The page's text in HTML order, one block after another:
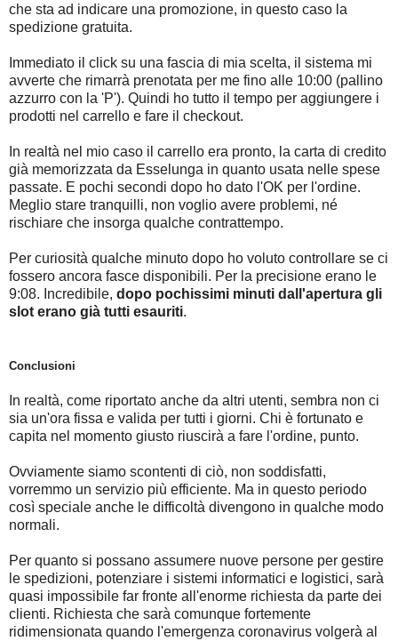
che sta ad indicare una promozione, in questo caso la
spedizione gratuita.
Immediato il click su una fascia di mia scelta, il sistema mi
avverte che rimarrà prenotata per me fino alle 10:00 (pallino
azzurro con la 'P'). Quindi ho tutto il tempo per aggiungere i
prodotti nel carrello e fare il checkout.
In realtà nel mio caso il carrello era pronto, la carta di credito
già memorizzata da Esselunga in quanto usata nelle spese
passate. E pochi secondi dopo ho dato l'OK per l'ordine.
Meglio stare tranquilli, non voglio avere problemi, né
rischiare che insorga qualche contrattempo.
Per curiosità qualche minuto dopo ho voluto controllare se ci
fossero ancora fasce disponibili. Per la precisione erano le
9:08. Incredibile, dopo pochissimi minuti dall'apertura gli
slot erano già tutti esauriti.
Conclusioni
In realtà, come riportato anche da altri utenti, sembra non ci
sia un'ora fissa e valida per tutti i giorni. Chi è fortunato e
capita nel momento giusto riuscirà a fare l'ordine, punto.
Ovviamente siamo scontenti di ciò, non soddisfatti,
vorremmo un servizio più efficiente. Ma in questo periodo
così speciale anche le difficoltà divengono in qualche modo
normali.
Per quanto si possano assumere nuove persone per gestire
le spedizioni, potenziare i sistemi informatici e logistici, sarà
quasi impossibile far fronte all'enorme richiesta da parte dei
clienti. Richiesta che sarà comunque fortemente
ridimensionata quando l'emergenza coronavirus volgerà al